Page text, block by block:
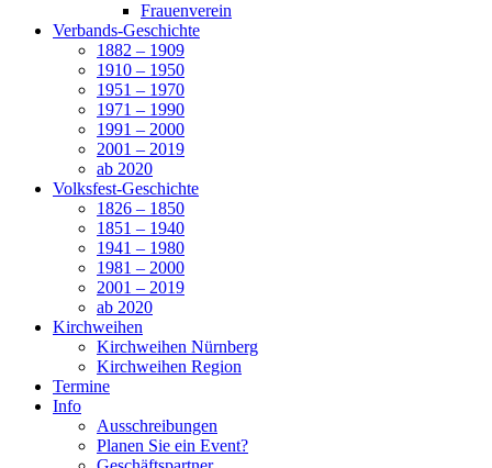
Frauenverein
Verbands-Geschichte
1882 – 1909
1910 – 1950
1951 – 1970
1971 – 1990
1991 – 2000
2001 – 2019
ab 2020
Volksfest-Geschichte
1826 – 1850
1851 – 1940
1941 – 1980
1981 – 2000
2001 – 2019
ab 2020
Kirchweihen
Kirchweihen Nürnberg
Kirchweihen Region
Termine
Info
Ausschreibungen
Planen Sie ein Event?